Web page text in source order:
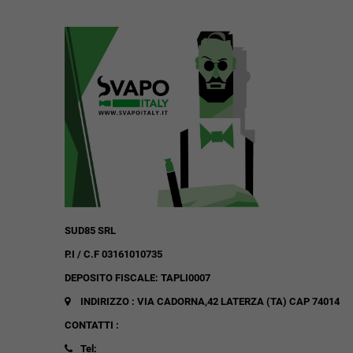
SUD85 SRL
P.I / C.F 03161010735
DEPOSITO FISCALE: TAPLI0007
INDIRIZZO : VIA CADORNA,42 LATERZA (TA) CAP 74014
CONTATTI :
Tel: